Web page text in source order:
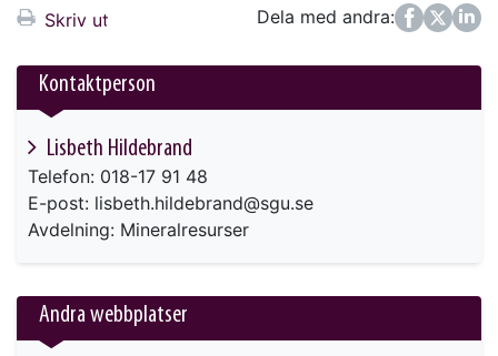
Skriv ut Dela med andra:
FacebookTwitter
LinkedIn
Kontaktperson
Lisbeth Hildebrand
Telefon: 018-17 91 48
E-post: lisbeth.hildebrand@sgu.se
Avdelning: Mineralresurser
Andra webbplatser